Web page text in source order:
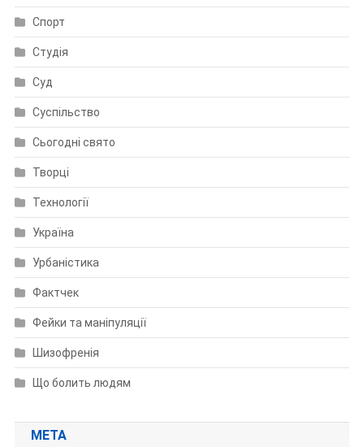
Спорт
Студія
Суд
Суспільство
Сьогодні свято
Творці
Технології
Україна
Урбаністика
Фактчек
Фейки та маніпуляції
Шизофренія
Що болить людям
МЕТА